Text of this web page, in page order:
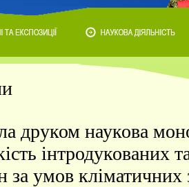
друком наукова
інтродукованих
за умов кліматичних